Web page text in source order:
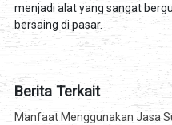
menjadi alat yang sangat
bersaing di pasar.
Berita Terkait
Manfaat Menggunakan Jasa